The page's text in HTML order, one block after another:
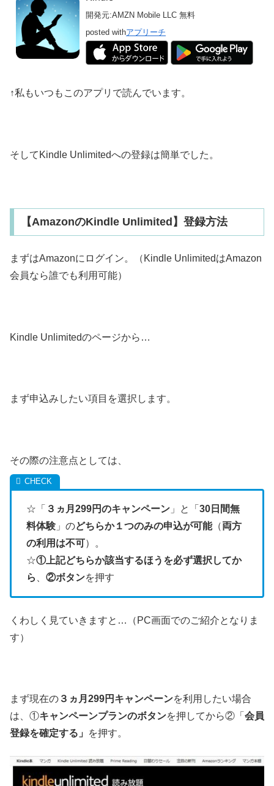
開発元:AMZN Mobile LLC 無料
posted withアプリーチ
↑私もいつもこのアプリで読んでいます。
そしてKindle Unlimitedへの登録は簡単でした。
【AmazonのKindle Unlimited】登録方法
まずはAmazonにログイン。（Kindle UnlimitedはAmazon
会員なら誰でも利用可能）
Kindle Unlimitedのページから…
まず申込みしたい項目を選択します。
その際の注意点としては、
☆「 ３ヵ月299円のキャンペーン 」と「 30日間無
料体験 」のどちらか１つのみの申込が可能（両方
の利用は不可）。
☆①上記どちらか該当するほうを必ず選択してか
ら
②ボタンを押す
くわしく見ていきますと…（PC画面でのご紹介となりま
す）
まず現在の ３ヵ月299円キャンペーンを利用したい場合
は、①キャンペーンプランのボタンを押してから②「 会員
登録を確定する」
を押す。